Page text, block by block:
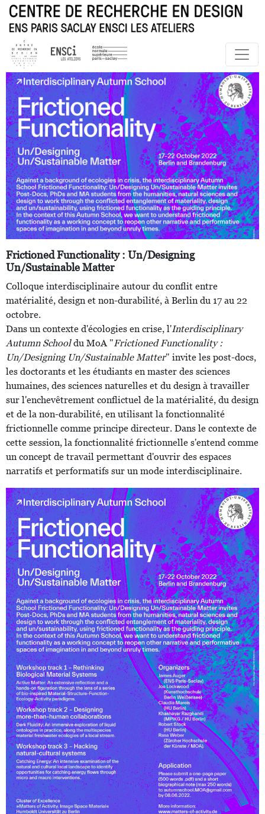
Frictioned Functionality : Un/Designing
Un/Sustainable Matter
Colloque interdisciplinaire autour du conflit entre
matérialité, design et non-durabilité, à Berlin du 17 au 22
octobre.
Dans un contexte d'écologies en crise, l'Interdisciplinary
Autumn Schooldu MoA "Frictioned Functionality :
Un/Designing Un/Sustainable Matter" invite les post-docs,
les doctorants et les étudiants en master des sciences
humaines, des sciences naturelles et du design à travailler
sur l'enchevêtrement conflictuel de la matérialité, du design
et de la non-durabilité, en utilisant la fonctionnalité
frictionnelle comme principe directeur. Dans le contexte de
cette session, la fonctionnalité frictionnelle s'entend comme
un concept de travail permettant d'ouvrir des espaces
narratifs et performatifs sur un mode interdisciplinaire.